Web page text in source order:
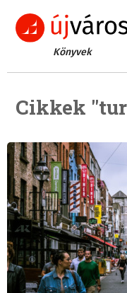
Könyvek
Cikkek